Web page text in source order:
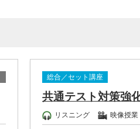
総合／セット講座
共通テスト対策強
リスニング 映像授業